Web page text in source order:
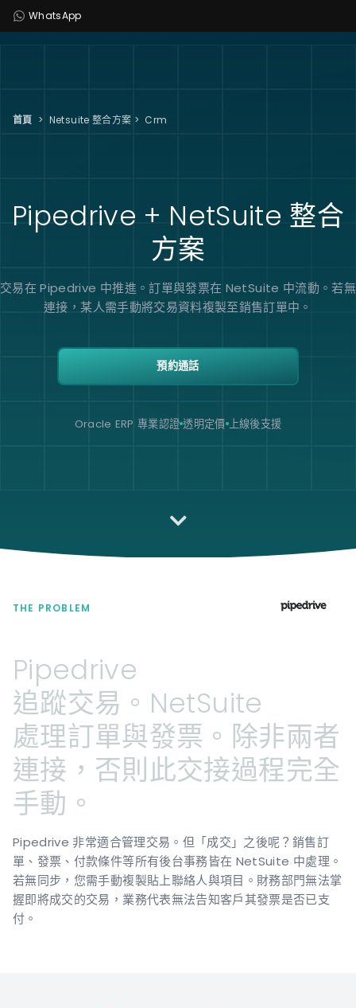
WhatsApp
首頁 > Netsuite 整合方案 > Crm
Pipedrive + NetSuite 整合
方案
交易在 Pipedrive 中推進。訂單與發票在 NetSuite 中流動。若無
連接，某人需手動將交易資料複製至銷售訂單中。
預約通話
Oracle ERP 專業認證 透明定價 上線後支援
THE PROBLEM
Pipedrive
追蹤交易。NetSuite
處理訂單與發票。除非兩者
連接，否則此交接過程完全
手動。
Pipedrive 非常適合管理交易。但「成交」之後呢？銷售訂
單、發票、付款條件等所有後台事務皆在 NetSuite 中處理。
若無同步，您需手動複製貼上聯絡人與項目。財務部門無法掌
握即將成交的交易，業務代表無法告知客戶其發票是否已支
付。